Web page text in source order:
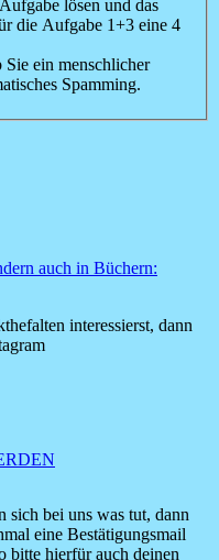
lösen und das
die Aufgabe 1+3 eine 4
ein menschlicher
Spamming.
auch in Büchern:
interessierst, dann
sich bei uns was tut, dann
eine Bestätigungsmail
bitte hierfür auch deinen